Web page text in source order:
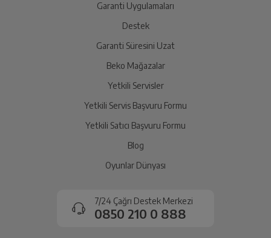
Garanti Uygulamaları
Destek
Garanti Süresini Uzat
Beko Mağazalar
Yetkili Servisler
Yetkili Servis Başvuru Formu
Yetkili Satıcı Başvuru Formu
Blog
Oyunlar Dünyası
7/24 Çağrı Destek Merkezi
0850 210 0 888